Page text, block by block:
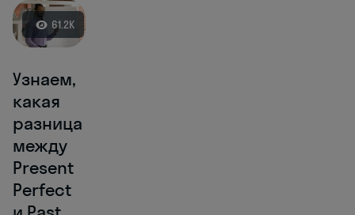
61.2K
Узнаем,
какая
разница
между
Present
Perfect